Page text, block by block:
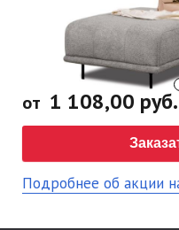
от 1 108,00 руб.
Подробнее об акции